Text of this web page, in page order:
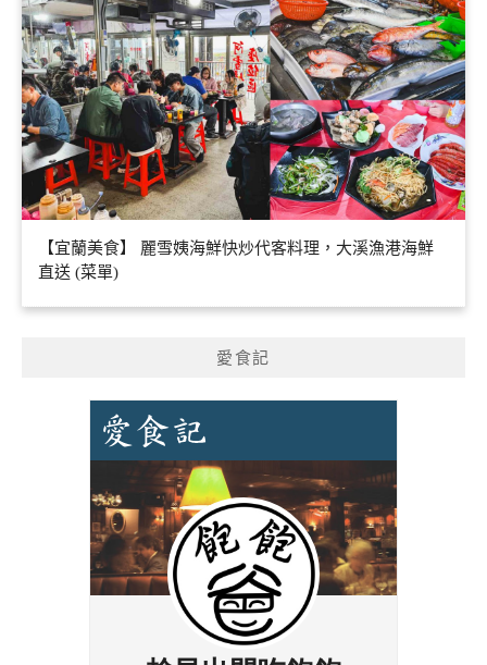
【宜蘭美食】 麗雪姨海鮮快炒代客料理，大溪漁港海鮮
直送 (菜單)
愛食記